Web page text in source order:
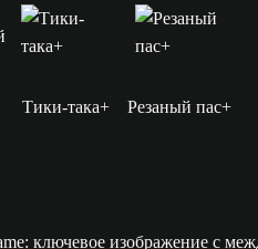
Тики-така+ Резаный пас+